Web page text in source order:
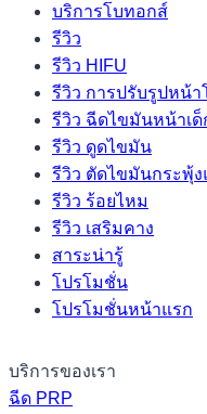
บริการโบทอกส์
รีวิว
รีวิว HIFU
รีวิว การปรับรูปหน้า
รีวิว ฉีดไขมันหน้าเด็
รีวิว ดูดไขมัน
รีวิว ตัดไขมันกระพุ้ง
รีวิว ร้อยไหม
รีวิว เสริมคาง
สาระน่ารู้
โปรโมชั่น
โปรโมชั่นหน้าแรก
บริการของเรา
ฉีด PRP